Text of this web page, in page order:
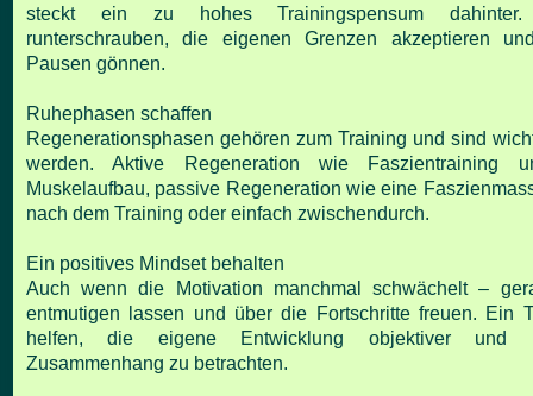
steckt ein zu hohes Trainingspensum dahinter.
runterschrauben, die eigenen Grenzen akzeptieren
Pausen gönnen.
Ruhephasen schaffen
Regenerationsphasen gehören zum Training und sind
werden. Aktive Regeneration wie Faszientraining
Muskelaufbau, passive Regeneration wie eine
nach dem Training oder einfach zwischendurch.
Ein positives Mindset behalten
Auch wenn die Motivation manchmal schwächelt –
entmutigen lassen und über die Fortschritte freuen. Ein
helfen, die eigene Entwicklung objektiver und
Zusammenhang zu betrachten.